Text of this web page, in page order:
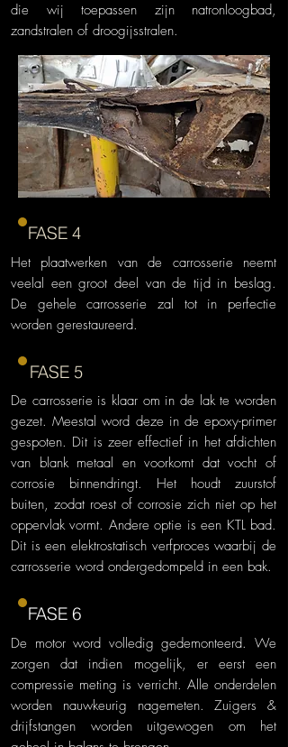
die wij toepassen zijn natronloogbad,
zandstralen of droogijsstralen.
FASE 4
Het plaatwerken van de carrosserie neemt
veelal een groot deel van de tijd in beslag.
De gehele carrosserie zal tot in perfectie
worden gerestaureerd.
FASE 5
De carrosserie is klaar om in de lak te worden
gezet. Meestal word deze in de epoxy-primer
gespoten. Dit is zeer effectief in het afdichten
van blank metaal en voorkomt dat vocht of
corrosie binnendringt. Het houdt zuurstof
buiten, zodat roest of corrosie zich niet op het
oppervlak vormt. Andere optie is een KTL bad.
Dit is een elektrostatisch verfproces waarbij de
carrosserie word ondergedompeld in een bak.
FASE 6
De motor word volledig gedemonteerd. We
zorgen dat indien mogelijk, er eerst een
compressie meting is verricht. Alle onderdelen
worden nauwkeurig nagemeten. Zuigers &
drijfstangen worden uitgewogen om het